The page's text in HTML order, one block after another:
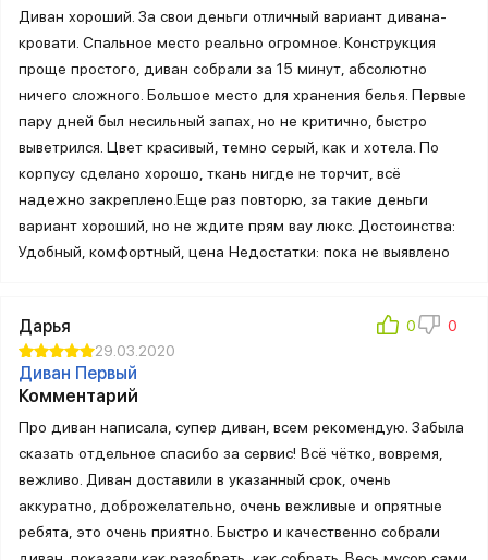
Диван хороший. За свои деньги отличный вариант дивана-
кровати. Спальное место реально огромное. Конструкция
проще простого, диван собрали за 15 минут, абсолютно
ничего сложного. Большое место для хранения белья. Первые
пару дней был несильный запах, но не критично, быстро
выветрился. Цвет красивый, темно серый, как и хотела. По
корпусу сделано хорошо, ткань нигде не торчит, всё
надежно закреплено.Еще раз повторю, за такие деньги
вариант хороший, но не ждите прям вау люкс. Достоинства:
Удобный, комфортный, цена Недостатки: пока не выявлено
Дарья
29.03.2020
Диван Первый
Комментарий
Про диван написала, супер диван, всем рекомендую. Забыла
сказать отдельное спасибо за сервис! Всё чётко, вовремя,
вежливо. Диван доставили в указанный срок, очень
аккуратно, доброжелательно, очень вежливые и опрятные
ребята, это очень приятно. Быстро и качественно собрали